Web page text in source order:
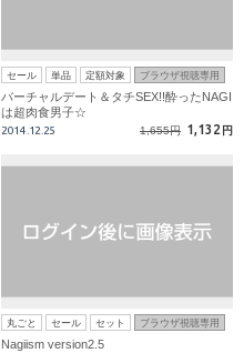
セール 単品 定額対象 ブラウザ視聴専用
バーチャルデート＆タチSEX!!酔ったNAGI
は超肉食男子☆
2014.12.25 1,655円 1,132 円
丸ごと セール セット ブラウザ視聴専用
Nagiism version2.5